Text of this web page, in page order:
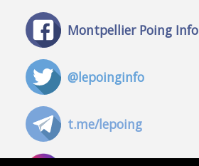
Montpellier Poing Info
@lepoinginfo
t.me/lepoing